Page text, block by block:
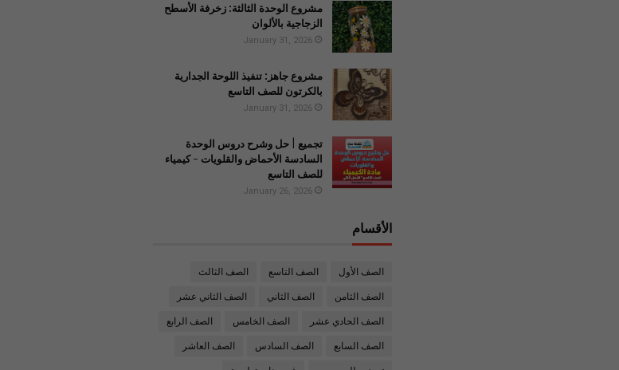
مشروع الوحدة الثالثة: زخرفة الأسطح
الزجاجية بالألوان
January 31, 2026
مشروع جاهز: تنفيذ اللوحة الجدارية
بالكرتون للصف التاسع
January 31, 2026
تجميع | حل وشرح دروس الوحدة
السادسة الأحماض والقلويات - كيمياء
للصف التاسع
January 26, 2026
الأقسام
الصف الأول الصف التاسع الصف الثالث
الصف الثامن الصف الثاني الصف الثاني عشر
الصف الحادي عشر الصف الخامس الصف الرابع
الصف السابع الصف السادس الصف العاشر